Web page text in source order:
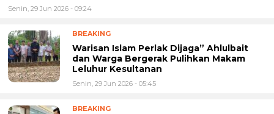
Senin, 29 Jun 2026 - 09:24
BREAKING
Warisan Islam Perlak Dijaga” Ahlulbait
dan Warga Bergerak Pulihkan Makam
Leluhur Kesultanan
Senin, 29 Jun 2026 - 05:45
BREAKING